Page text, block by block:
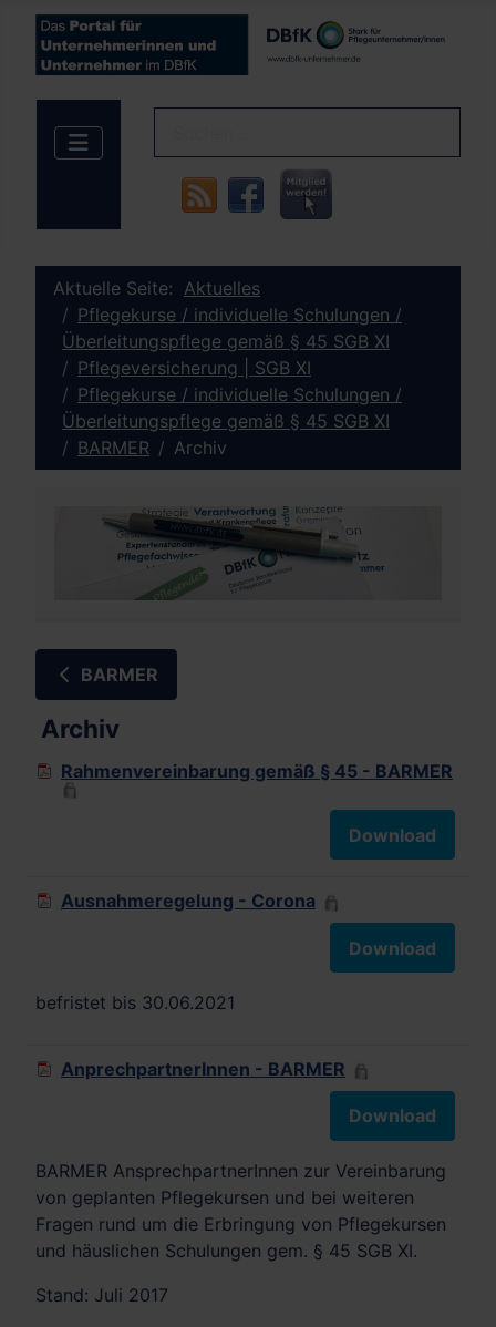
Aktuelle Seite: Aktuelles
Pflegekurse / individuelle Schulungen /
Überleitungspflege gemäß § 45 SGB XI
Pflegeversicherung | SGB XI
Pflegekurse / individuelle Schulungen /
Überleitungspflege gemäß § 45 SGB XI
BARMER
Archiv
BARMER
Archiv
Rahmenvereinbarung gemäß § 45 - BARMER
Download
Ausnahmeregelung - Corona
Download
befristet bis 30.06.2021
AnprechpartnerInnen - BARMER
Download
BARMER AnsprechpartnerInnen zur Vereinbarung
von geplanten Pflegekursen und bei weiteren
Fragen rund um die Erbringung von Pflegekursen
und häuslichen Schulungen gem. § 45 SGB XI.
Stand: Juli 2017